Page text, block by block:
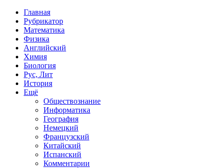
Главная
Рубрикатор
Математика
Физика
Английский
Химия
Биология
Рус, Лит
История
Ещё
Обществознание
Информатика
География
Немецкий
Французский
Китайский
Испанский
Комментарии